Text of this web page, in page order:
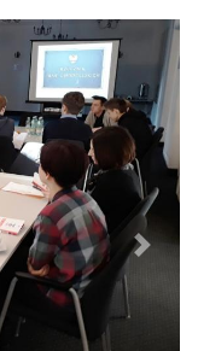
Dalej